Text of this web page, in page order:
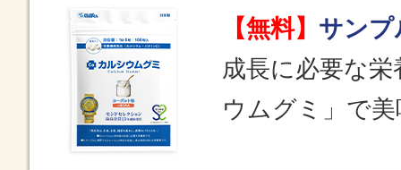
【無料】 サンプ
成長に必要な
ウムグミ」で